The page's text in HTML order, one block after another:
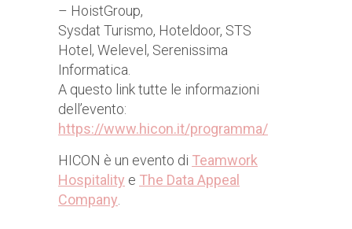
– HoistGroup,
Sysdat Turismo, Hoteldoor, STS
Hotel, Welevel, Serenissima
Informatica.
A questo link tutte le informazioni
dell’evento:
https://www.hicon.it/programma/
HICON è un evento di Teamwork
Hospitality e The Data Appeal
Company